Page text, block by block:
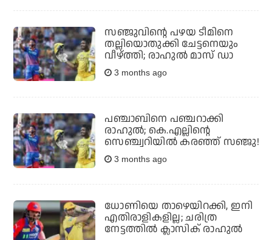
സഞ്ജുവിന്റെ പഴയ ടീമിനെ
തല്ലിയൊതുക്കി ചേട്ടനെയും
വീഴ്ത്തി; രാഹുല്‍ മാസ് ഡാ
3 months ago
പഞ്ചാബിനെ പഞ്ചറാക്കി
രാഹുല്‍; കെ.എല്ലിന്റെ
സെഞ്ച്വറിയില്‍ കരഞ്ഞ് സഞ്ജു!
3 months ago
ധോണിയെ താഴെയിറക്കി, ഇനി
എതിരാളികളില്ല; ചരിത്ര
നേട്ടത്തില്‍ ക്ലാസിക് രാഹുല്‍